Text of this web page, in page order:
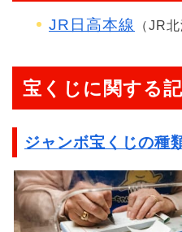
JR日高本線 （JR
宝くじに関する
ジャンボ宝くじの種